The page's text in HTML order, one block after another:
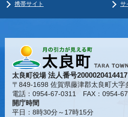
携帯サイト
サ
太良町役場法人番号2000020414417
〒849-1698 佐賀県藤津郡太良町大字
電話：0954-67-0311 FAX：0954-
開庁時間
平日：8時30分～17時15分